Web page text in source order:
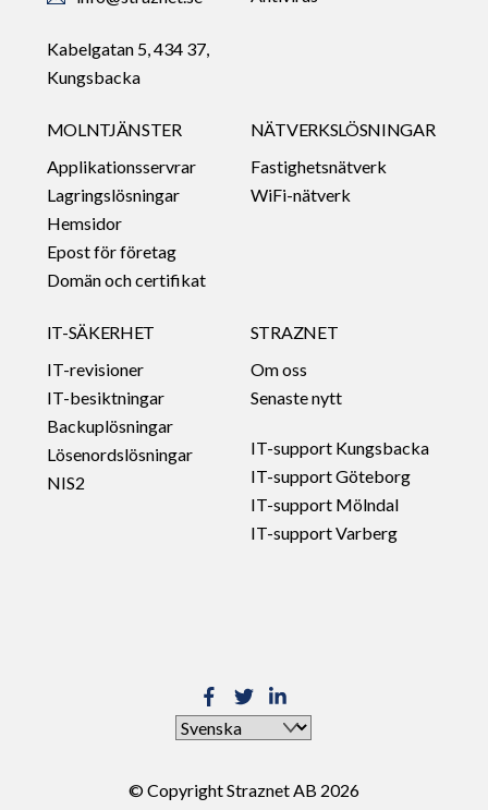
Kabelgatan 5, 434 37,
Kungsbacka
MOLNTJÄNSTER
Applikationsservrar
Lagringslösningar
Hemsidor
Epost för företag
Domän och certifikat
NÄTVERKSLÖSNINGAR
Fastighetsnätverk
WiFi-nätverk
IT-SÄKERHET
IT-revisioner
IT-besiktningar
Backuplösningar
Lösenordslösningar
NIS2
STRAZNET
Om oss
Senaste nytt
IT-support Kungsbacka
IT-support Göteborg
IT-support Mölndal
IT-support Varberg
© Copyright Straznet AB 2026
Välj
språk